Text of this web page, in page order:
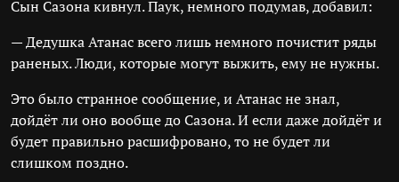
Сын Сазона кивнул. Паук, немного подумав, добавил:
— Дедушка Атанас всего лишь немного почистит ряды
раненых. Люди, которые могут выжить, ему не нужны.
Это было странное сообщение, и Атанас не знал,
дойдёт ли оно вообще до Сазона. И если даже дойдёт и
будет правильно расшифровано, то не будет ли
слишком поздно.